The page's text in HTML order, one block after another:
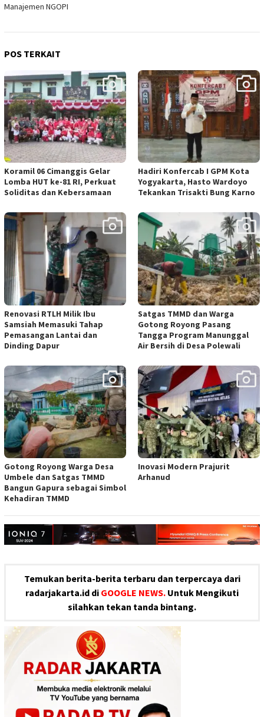
Manajemen NGOPI
POS TERKAIT
Koramil 06 Cimanggis Gelar
Lomba HUT ke-81 RI, Perkuat
Soliditas dan Kebersamaan
Hadiri Konfercab I GPM Kota
Yogyakarta, Hasto Wardoyo
Tekankan Trisakti Bung Karno
Renovasi RTLH Milik Ibu
Samsiah Memasuki Tahap
Pemasangan Lantai dan
Dinding Dapur
Satgas TMMD dan Warga
Gotong Royong Pasang
Tangga Program Manunggal
Air Bersih di Desa Polewali
Gotong Royong Warga Desa
Umbele dan Satgas TMMD
Bangun Gapura sebagai Simbol
Kehadiran TMMD
Inovasi Modern Prajurit
Arhanud
Temukan berita-berita terbaru dan terpercaya dari
radarjakarta.id di GOOGLE NEWS. Untuk Mengikuti
silahkan tekan tanda bintang.